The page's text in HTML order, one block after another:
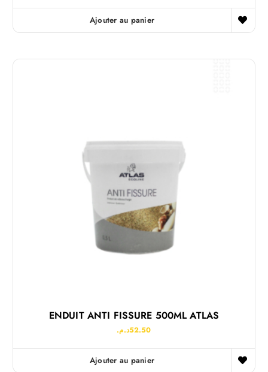
Ajouter au panier
ENDUIT ANTI FISSURE 500ML ATLAS
52.50د.م.
Ajouter au panier